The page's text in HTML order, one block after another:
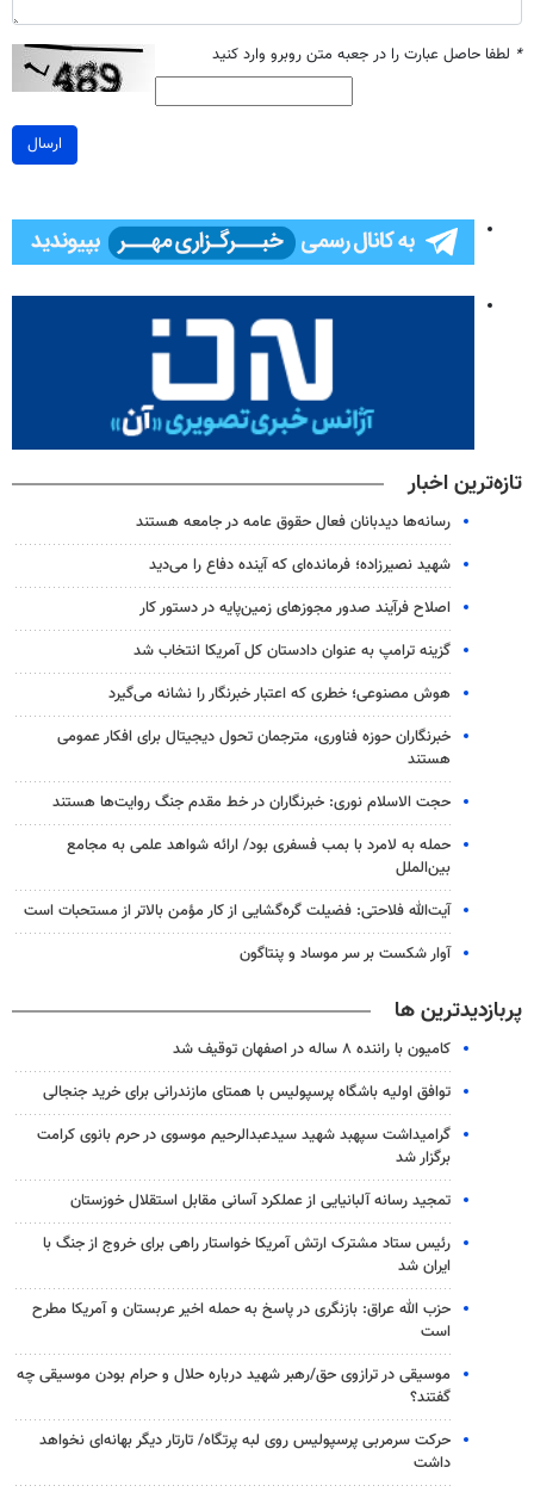
* لطفا حاصل عبارت را در جعبه متن روبرو وارد کنید
ارسال
تازه‌ترین اخبار
رسانه‌ها دیدبانان فعال حقوق عامه در جامعه هستند
شهید نصیرزاده؛ فرمانده‌ای که آینده دفاع را می‌دید
اصلاح فرآیند صدور مجوزهای زمین‌پایه در دستور کار
گزینه ترامپ به عنوان دادستان کل آمریکا انتخاب شد
هوش مصنوعی؛ خطری که اعتبار خبرنگار را نشانه می‌گیرد
خبرنگاران حوزه فناوری، مترجمان تحول دیجیتال برای افکار عمومی
هستند
حجت الاسلام نوری: خبرنگاران در خط مقدم جنگ روایت‌ها هستند
حمله به لامرد با بمب فسفری بود/ ارائه شواهد علمی به مجامع
بین‌الملل
آیت‌الله فلاحتی: فضیلت گره‌گشایی از کار مؤمن بالاتر از مستحبات است
آوار شکست بر سر موساد و پنتاگون
پربازدیدترین ها
کامیون با راننده ۸ ساله در اصفهان توقیف شد
توافق اولیه باشگاه پرسپولیس با همتای مازندرانی برای خرید جنجالی
گرامیداشت سپهبد شهید سیدعبدالرحیم موسوی در حرم بانوی کرامت
برگزار شد
تمجید رسانه آلبانیایی از عملکرد آسانی مقابل استقلال خوزستان
رئیس ستاد مشترک ارتش آمریکا خواستار راهی برای خروج از جنگ با
ایران شد
حزب الله عراق: بازنگری در پاسخ به حمله اخیر عربستان و آمریکا مطرح
است
موسیقی در ترازوی حق/رهبر شهید درباره حلال و حرام بودن موسیقی چه
گفتند؟
حرکت سرمربی پرسپولیس روی لبه پرتگاه/ تارتار دیگر بهانه‌ای نخواهد
داشت